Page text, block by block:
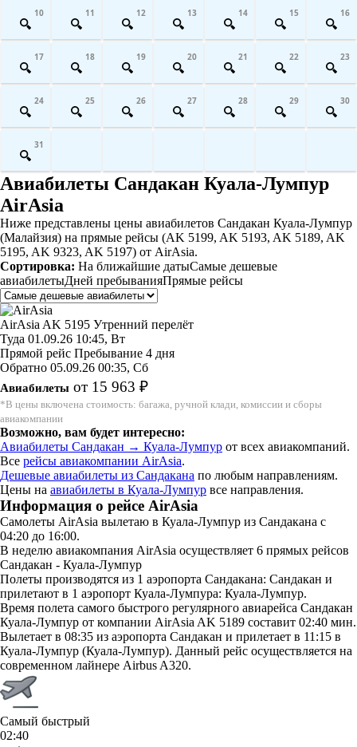
10 11 12 13 14 15 16
17 18 19 20 21 22 23
24 25 26 27 28 29 30
31
Авиабилеты Сандакан Куала-Лумпур
AirAsia
Ниже представлены цены авиабилетов Сандакан Куала-Лумпур
(Малайзия) на прямые рейсы (AK 5199, AK 5193, AK 5189, AK
5195, AK 9323, AK 5197) от AirAsia.
Сортировка: На ближайшие датыСамые дешевые
авиабилетыДней пребыванияПрямые рейсы
AirAsia AK 5195 Утренний перелёт
Туда 01.09.26 10:45, Вт
Прямой рейс Пребывание 4 дня
Обратно 05.09.26 00:35, Сб
Авиабилеты от 15 963 ₽
*В цены включена стоимость: багажа, ручной клади, комиссии и сборы
авиакомпании
Возможно, вам будет интересно:
Авиабилеты Сандакан → Куала-Лумпур от всех авиакомпаний.
Все рейсы авиакомпании AirAsia.
Дешевые авиабилеты из Сандакана по любым направлениям.
Цены на авиабилеты в Куала-Лумпур все направления.
Информация о рейсе AirAsia
Самолеты AirAsia вылетаю в Куала-Лумпур из Сандакана с
04:20 до 16:00.
В неделю авиакомпания AirAsia осуществляет 6 прямых рейсов
Сандакан - Куала-Лумпур
Полеты производятся из 1 аэропорта Сандакана: Сандакан и
прилетают в 1 аэропорт Куала-Лумпура: Куала-Лумпур.
Время полета самого быстрого регулярного авиарейса Сандакан
Куала-Лумпур от компании AirAsia AK 5189 составит 02:40 мин.
Вылетает в 08:35 из аэропорта Сандакан и прилетает в 11:15 в
Куала-Лумпур (Куала-Лумпур). Данный рейс осуществляется на
современном лайнере Airbus A320.
Самый быстрый
02:40